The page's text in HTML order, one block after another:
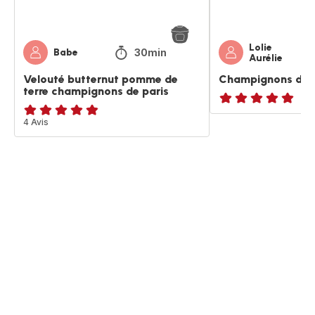
Babe 30min
Velouté butternut pomme de
terre champignons de paris
ratings.4.8
4 Avis
Lolie
Aurélie
Champignons de
Avis